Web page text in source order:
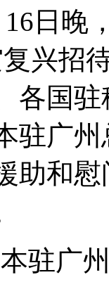
晚
兴招
各国
驻广
助和
广州